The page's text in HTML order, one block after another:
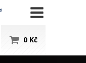
0 Kč